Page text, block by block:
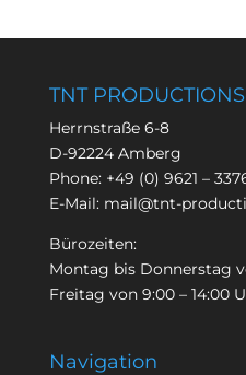
TNT PRODUCTIONS
Herrnstraße 6-8
D-92224 Amberg
Phone: +49 (0) 9621 –
E-Mail: mail@tnt-
Bürozeiten:
Montag bis Donnerstag
Freitag von 9:00 – 14:00
Navigation